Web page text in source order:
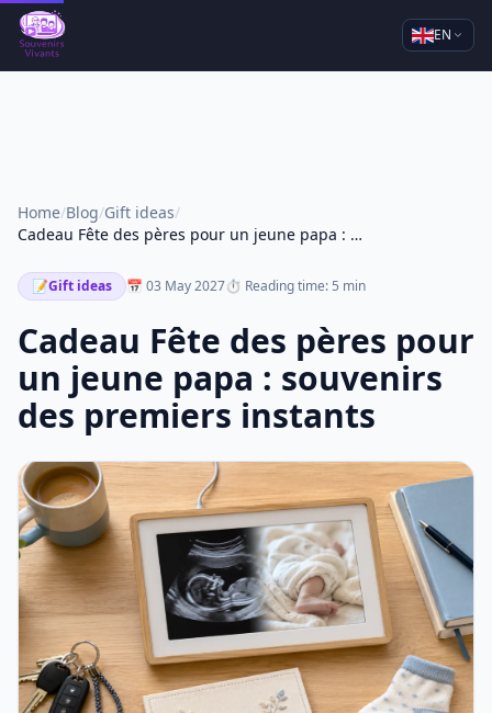
EN
Home/Blog/Gift ideas/
Cadeau Fête des pères pour un jeune papa : souvenirs des premiers instants
📝Gift ideas 📅 03 May 2027⏱ Reading time: 5 min
Cadeau Fête des pères pour
un jeune papa : souvenirs
des premiers instants